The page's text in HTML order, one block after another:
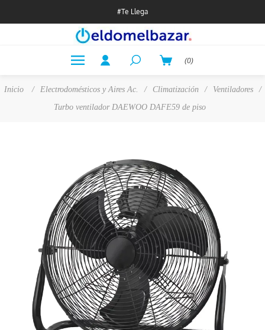
#Te Llega
(0)
Inicio / Electrodomésticos y Aires Ac. / Climatización / Ventiladores
/
Turbo ventilador DAEWOO DAFE59 de piso